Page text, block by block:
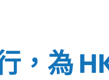
，為